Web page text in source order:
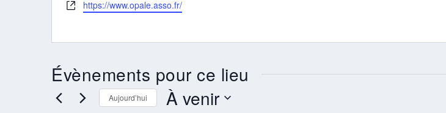
Site
https://www.opale.asso.fr/
Évènements pour ce lieu
Aujourd’hui À venir